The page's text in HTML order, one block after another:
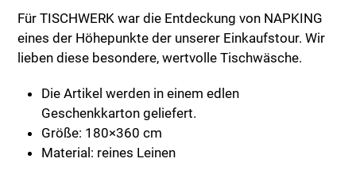
Für TISCHWERK war die Entdeckung von NAPKING
eines der Höhepunkte der unserer Einkaufstour. Wir
lieben diese besondere, wertvolle Tischwäsche.
Die Artikel werden in einem edlen
Geschenkkarton geliefert.
Größe: 180×360 cm
Material: reines Leinen